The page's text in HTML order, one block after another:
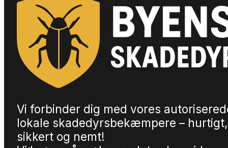
Vi forbinder dig med vores
lokale skadedyrsbekæmpere – hurtigt,
sikkert og nemt!